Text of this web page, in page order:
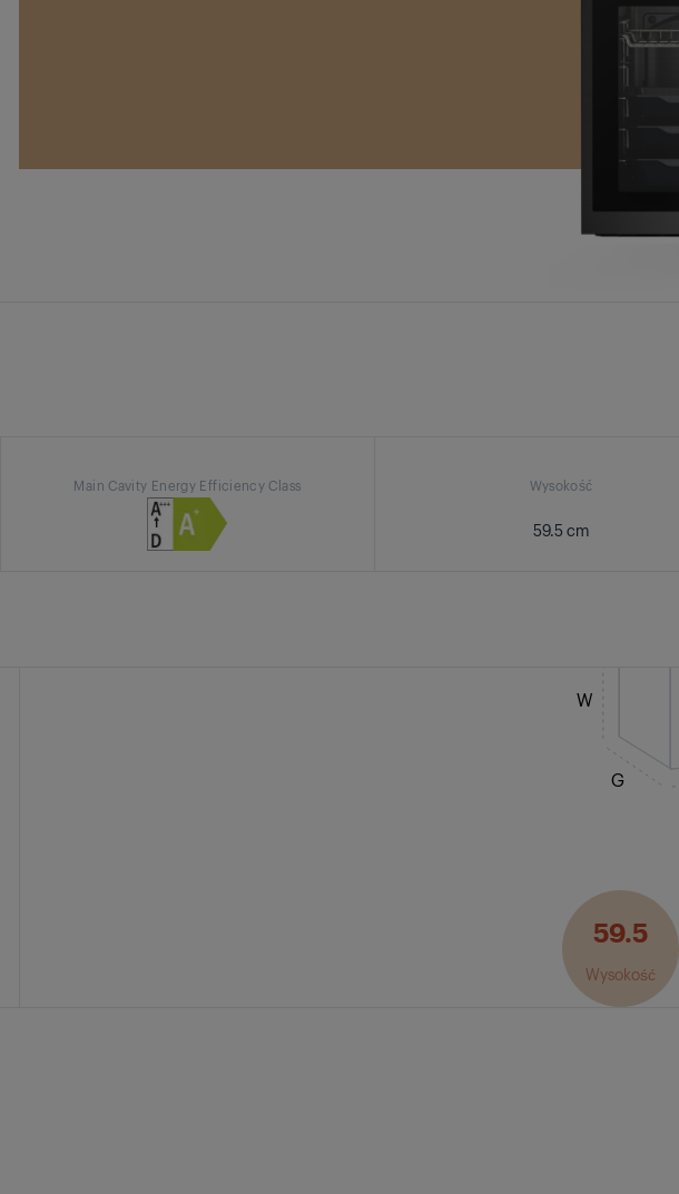
Main Cavity Energy Efficiency Class Wysokość
59.5 cm
W
G
59.5
Wysokość